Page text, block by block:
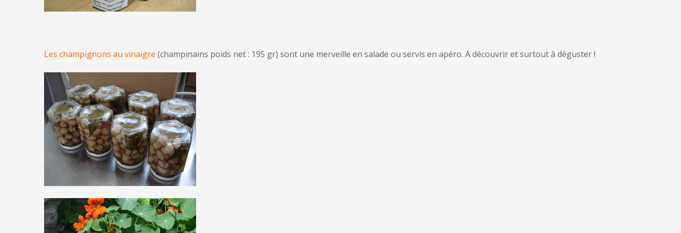
Les champignons au vinaigre (champinains poids net : 195 gr) sont une merveille en salade ou servis en apéro. A découvrir et surtout à déguster !